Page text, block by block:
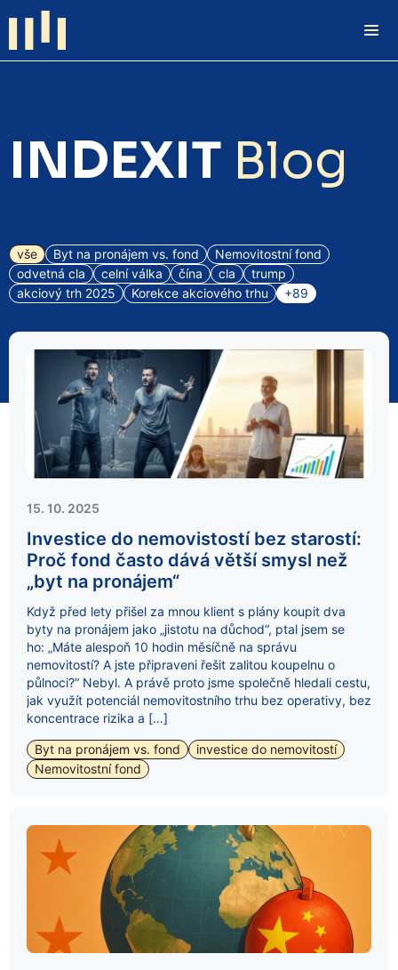
INDEXIT Blog
vše Byt na pronájem vs. fond
Nemovitostní fond
odvetná cla
celní válka čína cla
trump
akciový trh 2025
Korekce akciového trhu +89
15. 10. 2025
Investice do nemovistostí bez starostí:
Proč fond často dává větší smysl než
„byt na pronájem“
Když před lety přišel za mnou klient s plány koupit dva
byty na pronájem jako „jistotu na důchod“, ptal jsem se
ho: „Máte alespoň 10 hodin měsíčně na správu
nemovitostí? A jste připraveni řešit zalitou koupelnu o
půlnoci?“ Nebyl. A právě proto jsme společně hledali cestu,
jak využít potenciál nemovitostního trhu bez operativy, bez
koncentrace rizika a […]
Byt na pronájem vs. fond
investice do nemovitostí
Nemovitostní fond